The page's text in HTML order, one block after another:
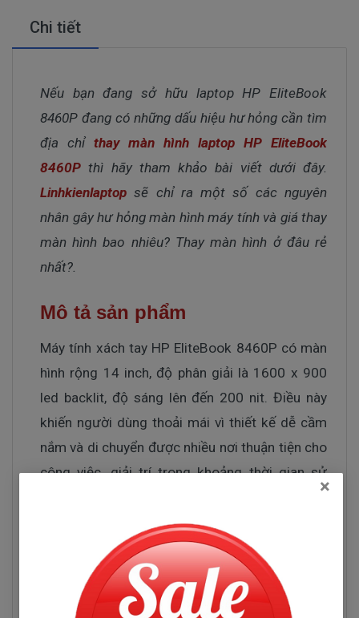
Chi tiết
Nếu bạn đang sở hữu laptop HP EliteBook
8460P đang có những dấu hiệu hư hỏng cần tìm
địa chỉ thay màn hình laptop HP EliteBook
8460P thì hãy tham khảo bài viết dưới đây.
Linhkienlaptopsẽ chỉ ra một số các nguyên
nhân gây hư hỏng màn hình máy tính và giá thay
màn hình bao nhiêu? Thay màn hình ở đâu rẻ
nhất?.
Mô tả sản phẩm
Máy tính xách tay HP EliteBook 8460P có màn
hình rộng 14 inch, độ phân giải là 1600 x 900
led backlit, độ sáng lên đến 200 nit. Điều này
khiến người dùng thoải mái vì thiết kế dễ cầm
nắm và di chuyển được nhiều nơi thuận tiện cho
công việc, giải trí trong khoảng thời gian sử
Ngoài ra, màn hình có lớp bảo vệ chắc chắn bởi
hợp kim nhôm dura giúp cho máy chống được
các tác nhân gây hại từ bên ngoài như: bám bụi,
×